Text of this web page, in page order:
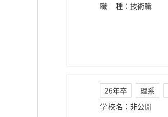
職種 ： 技術職
26年卒 理系
学校名 ： 非公開